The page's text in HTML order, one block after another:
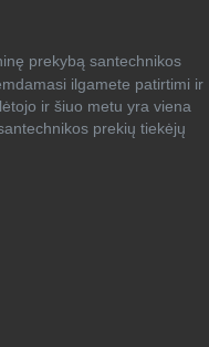
prekybą santechnikos
ilgamete patirtimi ir
ir šiuo metu yra viena
prekių tiekėjų